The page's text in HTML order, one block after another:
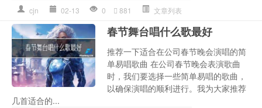
cjn 02-13 0 881 文章列表
春节舞台唱什么歌最好
推荐一下适合在公司春节晚会演唱的简
单易唱歌曲 在公司春节晚会表演歌曲
时，我们要选择一些简单易唱的歌曲，
以确保演唱的顺利进行。我为大家推荐
几首适合的...